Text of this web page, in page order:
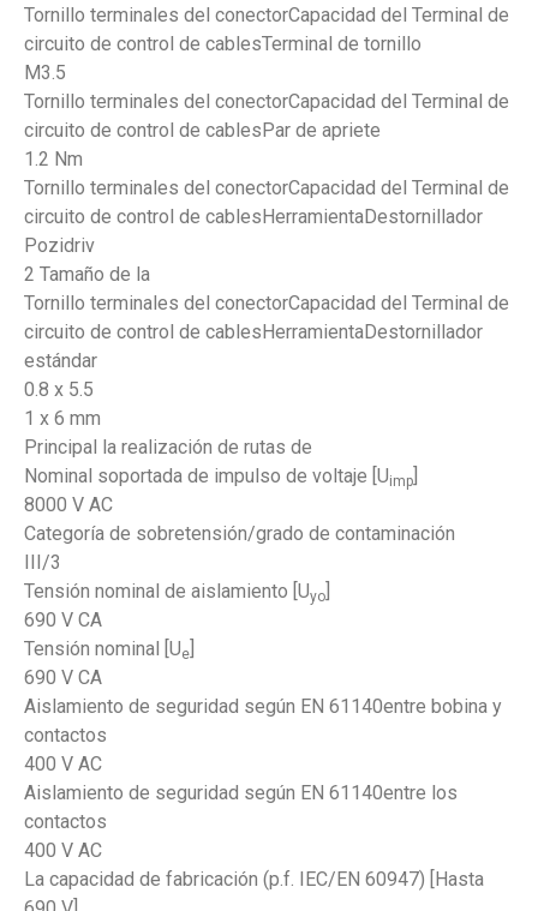
Tornillo terminales del conectorCapacidad del Terminal de
circuito de control de cablesTerminal de tornillo
M3.5
Tornillo terminales del conectorCapacidad del Terminal de
circuito de control de cablesPar de apriete
1.2 Nm
Tornillo terminales del conectorCapacidad del Terminal de
circuito de control de cablesHerramientaDestornillador
Pozidriv
2 Tamaño de la
Tornillo terminales del conectorCapacidad del Terminal de
circuito de control de cablesHerramientaDestornillador
estándar
0.8 x 5.5
1 x 6 mm
Principal la realización de rutas de
Nominal soportada de impulso de voltaje [Uimp
8000 V AC
Categoría de sobretensión/grado de contaminación
III/3
Tensión nominal de aislamiento [Uyo
690 V CA
Tensión nominal [Ue
690 V CA
Aislamiento de seguridad según EN 61140entre bobina y
contactos
400 V AC
Aislamiento de seguridad según EN 61140entre los
contactos
400 V AC
La capacidad de fabricación (p.f. IEC/EN 60947) [Hasta